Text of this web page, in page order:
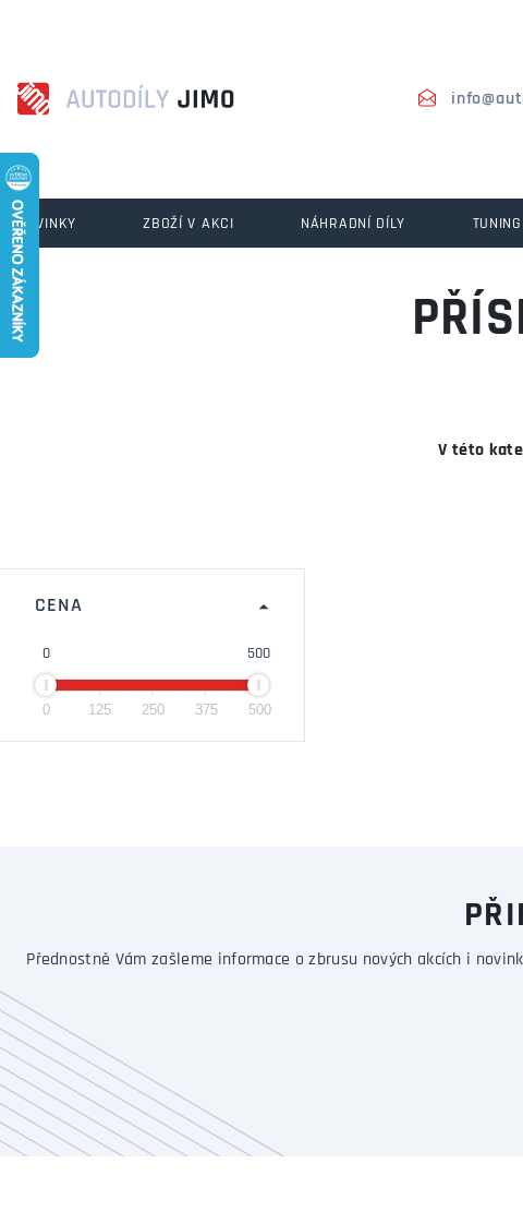
NOVINKY ZBOŽÍ V AKCI NÁHRADNÍ DÍLY TUNING
V této
CENA
0 500
0 125 250 375 500
Přednostně Vám zašleme informace o zbrusu nových akcích i